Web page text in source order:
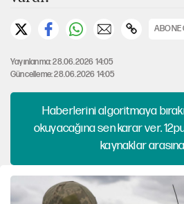
ABONE
Yayınlanma: 28.06.2026 14:05
Güncelleme: 28.06.2026 14:05
Haberlerini algoritmaya
okuyacağına sen karar ver.
kaynaklar